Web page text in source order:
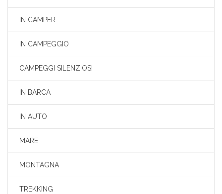
IN CAMPER
IN CAMPEGGIO
CAMPEGGI SILENZIOSI
IN BARCA
IN AUTO
MARE
MONTAGNA
TREKKING